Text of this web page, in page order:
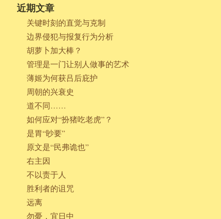
近期文章
关键时刻的直觉与克制
边界侵犯与报复行为分析
胡萝卜加大棒？
管理是一门让别人做事的艺术
薄姬为何获吕后庇护
周朝的兴衰史
道不同……
如何应对“扮猪吃老虎”？
是胃“眇要”
原文是“民弗诡也”
右主因
不以责于人
胜利者的诅咒
远离
勿憂，宜日中